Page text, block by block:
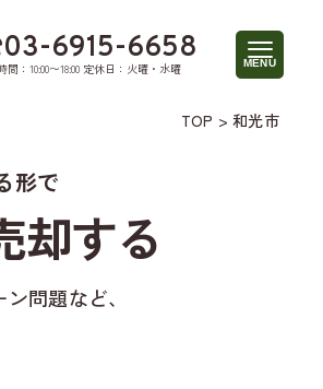
6915-6658
間：10:00〜18:00 定休日：火曜・水曜
TOP >和光市
形で
却する
問題など、